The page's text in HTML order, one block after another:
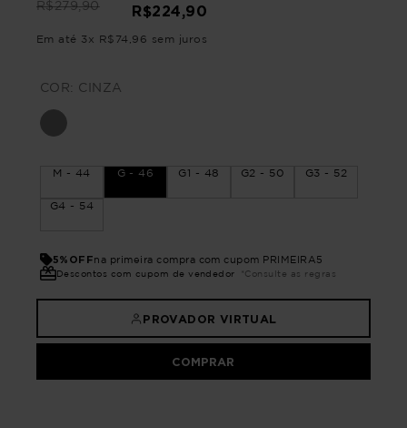
R$279,90 R$224,90
Em até 3x R$ 74 96 sem juros
COR: CINZA
M - 44 G - 46 G1 - 48 G2 - 50 G3 - 52
G4 - 54
5%OFFna primeira compra com cupom PRIMEIRA5
Descontos com cupom de vendedor *Consulte as regras
PROVADOR VIRTUAL
COMPRAR